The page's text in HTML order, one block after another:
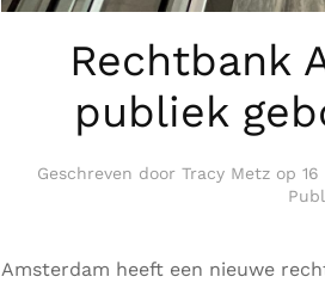
Rechtbank
publiek
Geschreven door Tracy Metzop 16
Amsterdam heeft een nieuwe